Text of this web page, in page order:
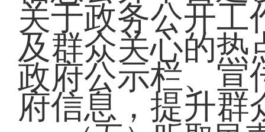
关于政务公开工
及群众关心的热
政府公示栏、宣
府信息，提升群